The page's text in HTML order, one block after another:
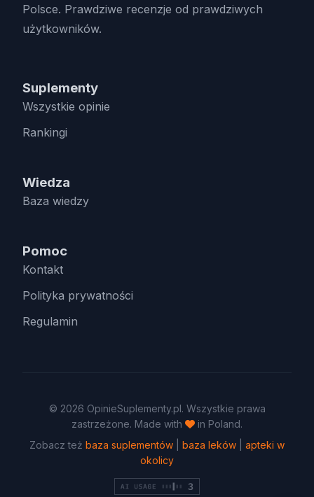
Polsce. Prawdziwe recenzje od prawdziwych
użytkowników.
Suplementy
Wszystkie opinie
Rankingi
Wiedza
Baza wiedzy
Pomoc
Kontakt
Polityka prywatności
Regulamin
© 2026 OpinieSuplementy.pl. Wszystkie prawa
zastrzeżone. Made with
in Poland.
Zobacz też baza suplementów baza leków
apteki w
okolicy